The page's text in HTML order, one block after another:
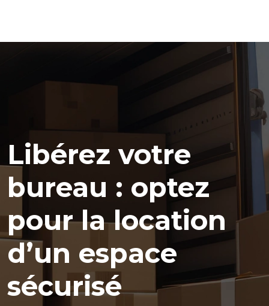
Libérez votre
bureau : optez
pour la location
d’un espace
sécurisé